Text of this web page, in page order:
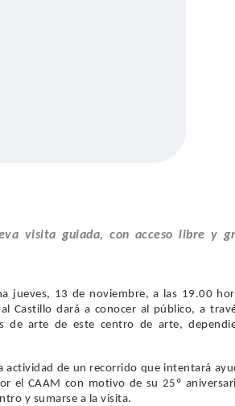
visita guiada, con acceso libre y
jueves, 13 de noviembre, a las 19.00
Castillodará a conocer al público, a
de arte de este centro de arte,
de un recorrido que intentará
el CAAM con motivo de su 25º
y sumarse a la visita.